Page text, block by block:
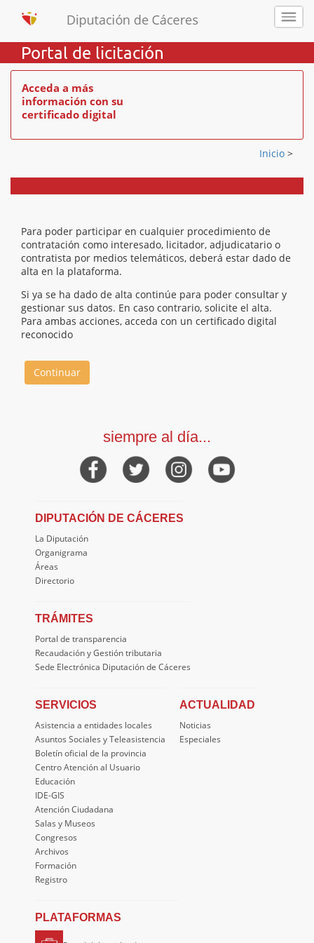
Portal de licitación
Acceda a más
información con su
certificado digital
Inicio >
Para poder participar en cualquier procedimiento de
contratación como interesado, licitador, adjudicatario o
contratista por medios telemáticos, deberá estar dado de
alta en la plataforma.
Si ya se ha dado de alta continúe para poder consultar y
gestionar sus datos. En caso contrario, solicite el alta.
Para ambas acciones, acceda con un certificado digital
reconocido
Continuar
siempre al día...
DIPUTACIÓN DE CÁCERES
La Diputación
Organigrama
Áreas
Directorio
TRÁMITES
Portal de transparencia
Recaudación y Gestión tributaria
Sede Electrónica Diputación de Cáceres
SERVICIOS
Asistencia a entidades locales
Asuntos Sociales y Teleasistencia
Boletín oficial de la provincia
Centro Atención al Usuario
Educación
IDE-GIS
Atención Ciudadana
Salas y Museos
Congresos
Archivos
Formación
Registro
ACTUALIDAD
Noticias
Especiales
PLATAFORMAS